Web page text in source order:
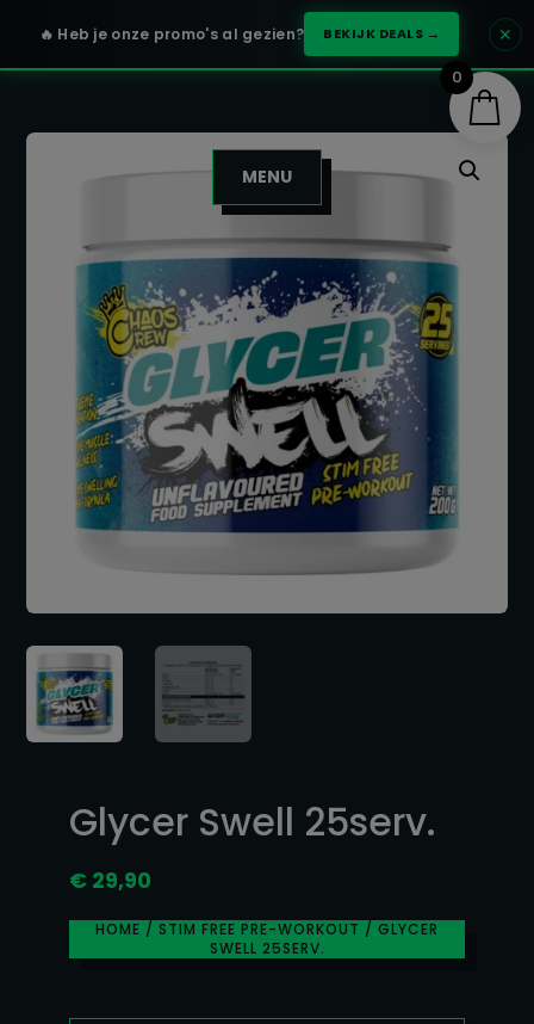
🔥 Heb je onze promo's al gezien? BEKIJK DEALS → ✕
MENU
Glycer Swell 25serv.
€ 29,90
HOME / STIM FREE PRE-WORKOUT / GLYCER
SWELL 25SERV.
0